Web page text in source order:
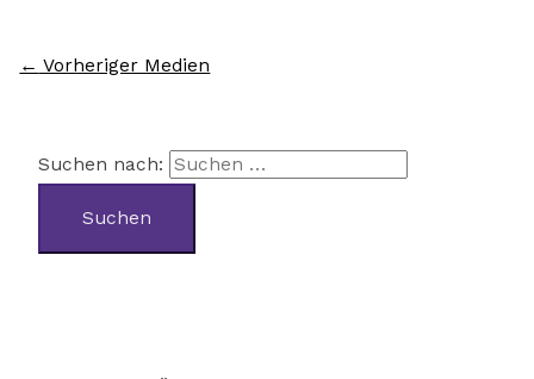
← Vorheriger Medien
Suchen nach: